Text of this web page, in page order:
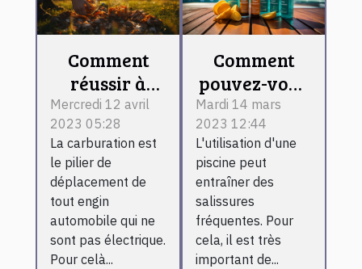
Comment
réussir à
effectuer son
plein
d'essence
sans pour
autant
perdre du
temps ?
Mercredi 12 avril
2023 05:28
La carburation est
le pilier de
déplacement de
tout engin
automobile qui ne
sont pas électrique.
Pour celà...
Comment
pouvez-vous
très bien
choisir un
robot
nettoyeur
pour votre
piscine ?
Mardi 14 mars
2023 12:44
L'utilisation d'une
piscine peut
entraîner des
salissures
fréquentes. Pour
cela, il est très
important de...